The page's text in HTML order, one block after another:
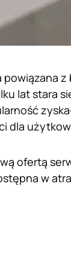
powiązana
lat stara
dla
ofertą
w